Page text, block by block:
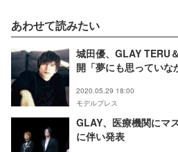
あわせて読みたい
城田優、GLAY TERU
開「夢にも思っていな
2020.05.29 18:00
モデルプレス
GLAY、医療機関にマ
に伴い発表